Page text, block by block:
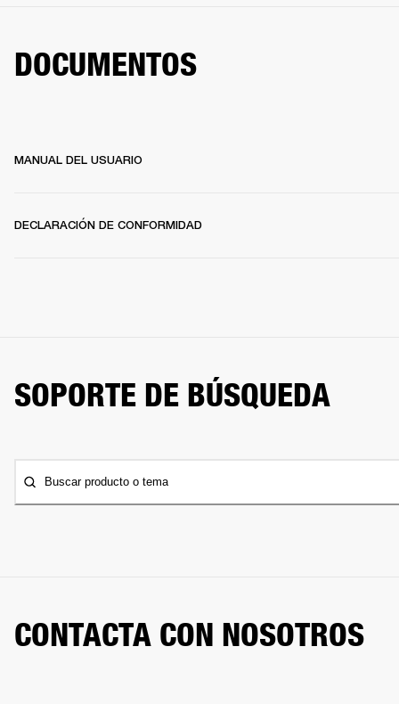
DOCUMENTOS
MANUAL DEL USUARIO
DECLARACIÓN DE CONFORMIDAD
SOPORTE DE BÚSQUEDA
Buscar producto o tema
CONTACTA CON NOSOTROS